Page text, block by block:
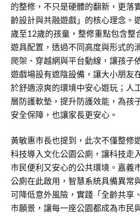
的整修，不只是硬體的翻新，更落
齡設計與共融遊戲」的核心理念。
歲至12歲的孩童，整修重點包含整
遊具配置，透過不同高度與形式的
爬架、穿越網與平台動線，讓孩子
遊戲場設有遮陰設備，讓大小朋友
於舒適涼爽的環境中安心遊玩；人
層防護軟墊，提升防護效能，為孩
安全保障，也讓家長更安心。
黃敏惠市長也提到，此次不僅整修
科技導入文化公園公廁，讓科技走
市民便利又安心的公共環境。嘉義
公廁在此啟用，智慧系統具備異常
可降低意外風險，實踐「全齡共享
市願景，讓每一座公園都成為市民